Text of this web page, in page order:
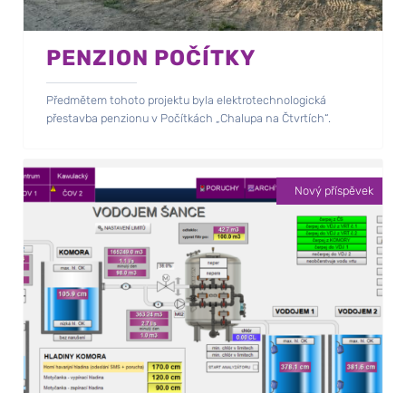
PENZION POČÍTKY
Předmětem tohoto projektu byla elektrotechnologická
přestavba penzionu v Počítkách „Chalupa na Čtvrtích“.
Nový příspěvek